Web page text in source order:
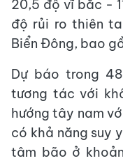
20,5 độ vĩ bắc -
độ rủi ro thiên
Biển Đông, bao
Dự báo trong
tương tác với
hướng tây nam
có khả năng suy
tâm bão ở